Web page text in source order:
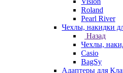
Roland
Pearl River
Чехлы, накидки
Назад
Чехлы,
Casio
BagSy
Адаптеры для